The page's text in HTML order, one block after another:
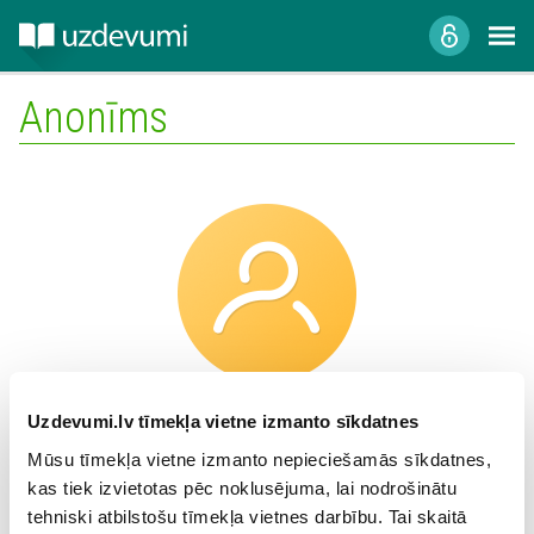
Uzdevumi.lv tīmekļa vietne izmanto sīkdatnes
Mūsu tīmekļa vietne izmanto nepieciešamās sīkdatnes,
kas tiek izvietotas pēc noklusējuma, lai nodrošinātu
tehniski atbilstošu tīmekļa vietnes darbību. Tai skaitā
Anonīms
Skola: